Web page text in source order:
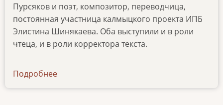
Пурсяков и поэт, композитор, переводчица,
постоянная участница калмыцкого проекта ИПБ
Элистина Шинякаева. Оба выступили и в роли
чтеца, и в роли корректора текста.
Подробнее